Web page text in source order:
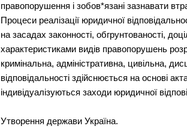
правопорушення і зобов*язані зазнавати
Процеси реалізації юридичної
на засадах законності, обгрунтованості,
характеристиками видів правопорушень
кримінальна, адміністративна, цивільна,
відповідальності здійснюється на основі
індивідуалізуються заходи юридичної
Утворення держави Україна.